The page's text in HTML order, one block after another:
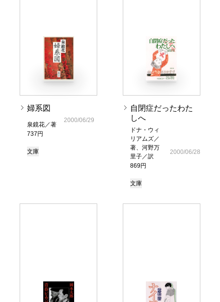
婦系図
泉鏡花／著
737円
2000/06/29
文庫
自閉症だったわた
しへ
ドナ・ウィ
リアムズ／
著、河野万
里子／訳
869円
2000/06/28
文庫